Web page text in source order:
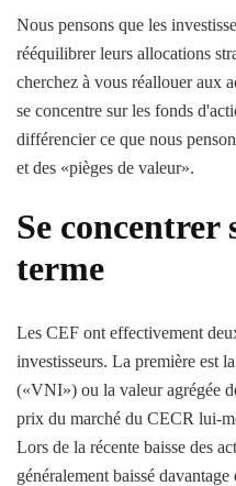
Nous pensons que les
rééquilibrer leurs allocations
cherchez à vous réallouer aux
se concentre sur les fonds
différencier ce que nous
et des «pièges de valeur».
Se concentrer
terme
Les CEF ont effectivement
investisseurs. La première est
(«VNI») ou la valeur agrégée
prix du marché du CECR lui-
Lors de la récente baisse des
généralement baissé